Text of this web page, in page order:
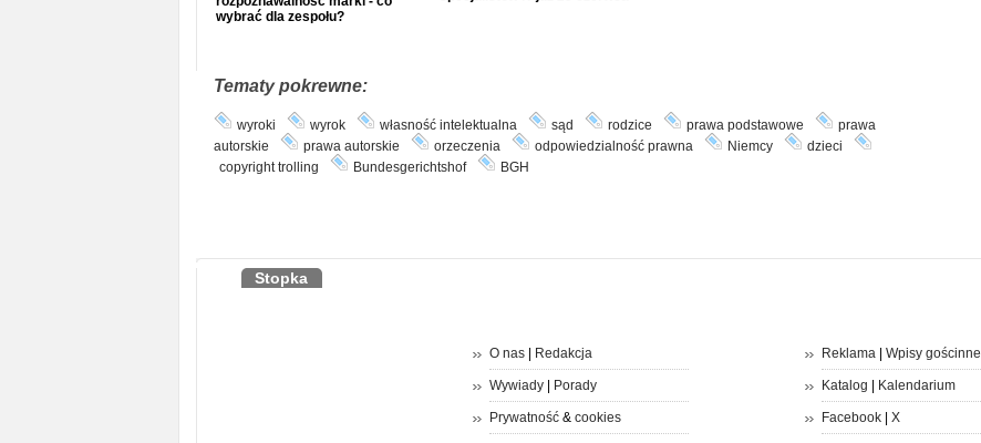
wybrać dla zespołu?
Tematy pokrewne:
wyroki wyrok własność intelektualna sąd rodzice prawa podstawowe
prawa
autorskie
prawa autorskie orzeczenia odpowiedzialność prawna Niemcy
dzieci
copyright trolling
Bundesgerichtshof BGH
Stopka
O nas| Redakcja
Wywiady| Porady
Prywatność& cookies
Reklama| Wpisy gościnne
Katalog Kalendarium
Facebook| X